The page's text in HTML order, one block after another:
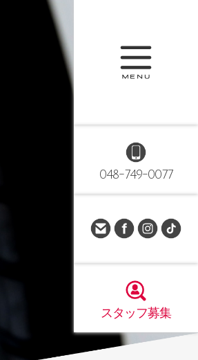
048-749-0077
スタッフ募集